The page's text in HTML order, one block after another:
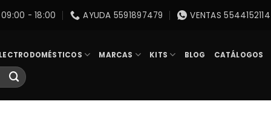
09:00 - 18:00 AYUDA 5591897479 VENTAS 5544152114
MARCAS KITS BLOG CATÁLOGOS